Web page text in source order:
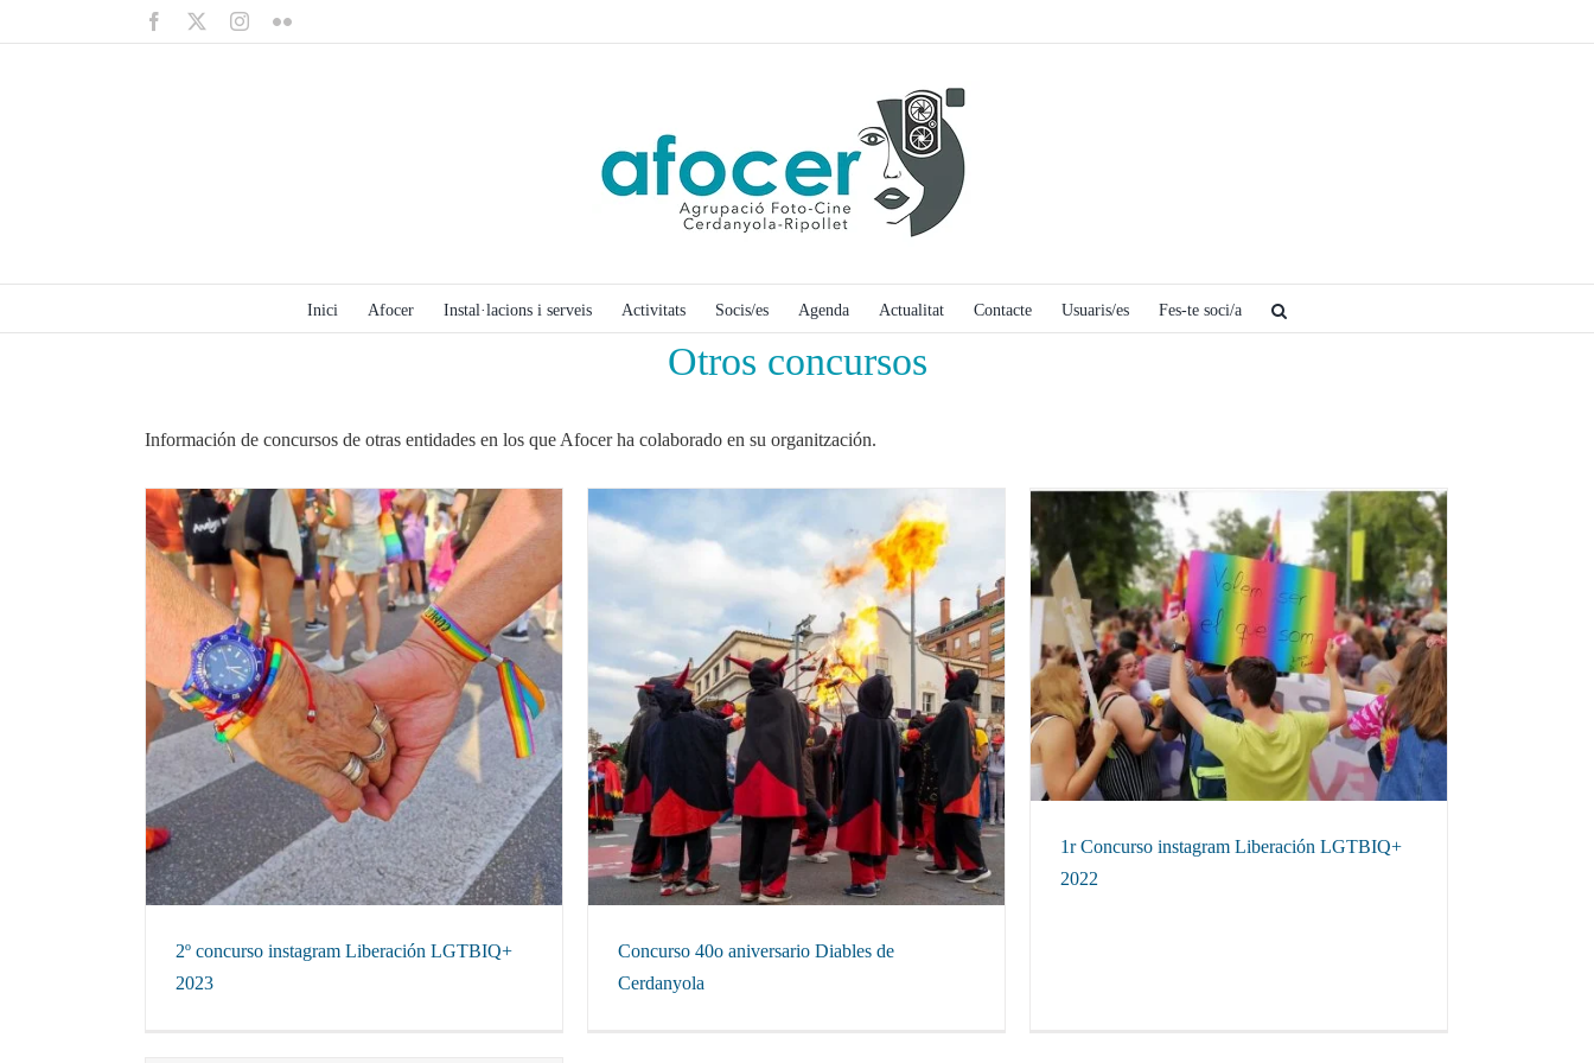
Facebook Instagram
Flickr
Inici Afocer Instal·lacions i serveis Activitats Socis/es Agenda Actualitat Contacte Usuaris/es Fes-te soci/a
Otros concursos
Información de concursos de otras entidades en los que Afocer ha colaborado en su organitzación.
2º concurso instagram Liberación LGTBIQ+
2023
Concurso 40o aniversario Diables de Cerdanyola
Concursos locales
Concurso 40o aniversario Diables de
Cerdanyola
1r Concurso instagram Liberación LGTBIQ+ 2022
Concursos locales
1r Concurso instagram Liberación LGTBIQ+
2022